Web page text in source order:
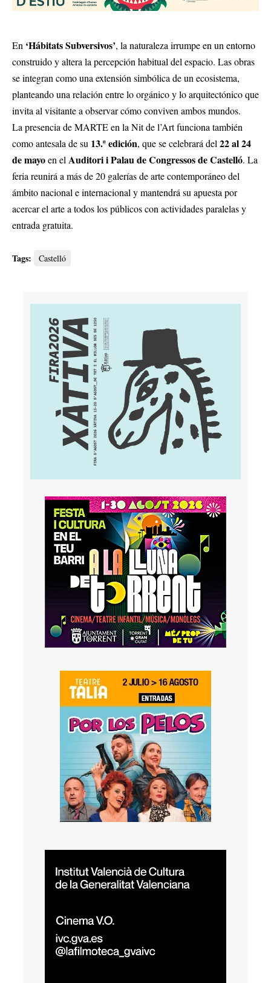
En ‘Hábitats Subversivos’, la naturaleza irrumpe en un entorno
construido y altera la percepción habitual del espacio. Las obras
se integran como una extensión simbólica de un ecosistema,
planteando una relación entre lo orgánico y lo arquitectónico que
invita al visitante a observar cómo conviven ambos mundos.
La presencia de MARTE en la Nit de l’Art funciona también
como antesala de su 13.ª edición, que se celebrará del22 al 24
de mayoen elAuditori i Palau de Congressos de Castelló. La
feria reunirá a más de 20 galerías de arte contemporáneo del
ámbito nacional e internacional y mantendrá su apuesta por
acercar el arte a todos los públicos con actividades paralelas y
entrada gratuita.
Tags: Castelló